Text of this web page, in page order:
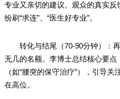
专业又亲切的建议。观众的真实
纷刷“求连”、“医生好专业”。
转化与结尾（70-90分钟）：再
无几的名额。李博士总结核心要点
（如“腰突的保守治疗”），引导
在高位。